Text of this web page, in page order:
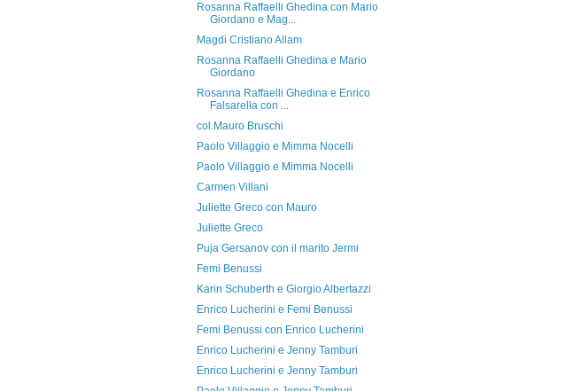
Rosanna Raffaelli Ghedina con Mario
Giordano e Mag...
Magdi Cristiano Allam
Rosanna Raffaelli Ghedina e Mario
Giordano
Rosanna Raffaelli Ghedina e Enrico
Falsarella con ...
col.Mauro Bruschi
Paolo Villaggio e Mimma Nocelli
Paolo Villaggio e Mimma Nocelli
Carmen Villani
Juliette Greco con Mauro
Juliette Greco
Puja Gersanov con il marito Jermi
Femi Benussi
Karin Schuberth e Giorgio Albertazzi
Enrico Lucherini e Femi Benussi
Femi Benussi con Enrico Lucherini
Enrico Lucherini e Jenny Tamburi
Enrico Lucherini e Jenny Tamburi